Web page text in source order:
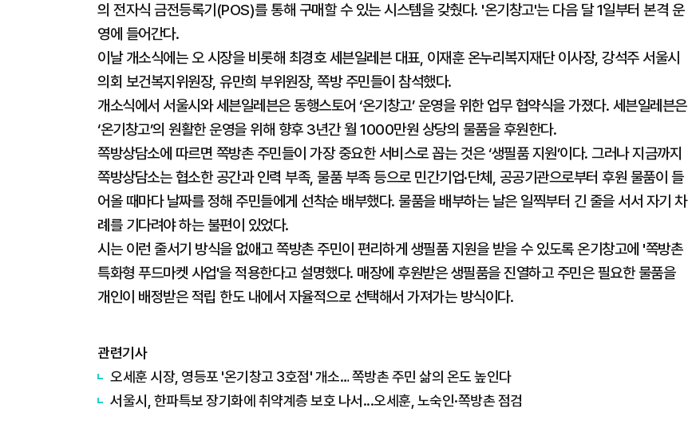
의 전자식 금전등록기(POS)를 통해 구매할 수 있는 시스템을 갖췄다. '온기창고'는 다음 달 1일부터 본격 운
영에 들어간다.
이날 개소식에는 오 시장을 비롯해 최경호 세븐일레븐 대표, 이재훈 온누리복지재단 이사장, 강석주 서울시
의회 보건복지위원장, 유만희 부위원장, 쪽방 주민들이 참석했다.
개소식에서 서울시와 세븐일레븐은 동행스토어 ‘온기창고’ 운영을 위한 업무 협약식을 가졌다. 세븐일레븐은
‘온기창고’의 원활한 운영을 위해 향후 3년간 월 1000만원 상당의 물품을 후원한다.
쪽방상담소에 따르면 쪽방촌 주민들이 가장 중요한 서비스로 꼽는 것은 ‘생필품 지원’이다. 그러나 지금까지
쪽방상담소는 협소한 공간과 인력 부족, 물품 부족 등으로 민간기업·단체, 공공기관으로부터 후원 물품이 들
어올 때마다 날짜를 정해 주민들에게 선착순 배부했다. 물품을 배부하는 날은 일찍부터 긴 줄을 서서 자기 차
례를 기다려야 하는 불편이 있었다.
시는 이런 줄서기 방식을 없애고 쪽방촌 주민이 편리하게 생필품 지원을 받을 수 있도록 온기창고에 '쪽방촌
특화형 푸드마켓 사업'을 적용한다고 설명했다. 매장에 후원받은 생필품을 진열하고 주민은 필요한 물품을
개인이 배정받은 적립 한도 내에서 자율적으로 선택해서 가져가는 방식이다.
관련기사
오세훈 시장, 영등포 '온기창고 3호점' 개소… 쪽방촌 주민 삶의 온도 높인다
서울시, 한파특보 장기화에 취약계층 보호 나서...오세훈, 노숙인·쪽방촌 점검